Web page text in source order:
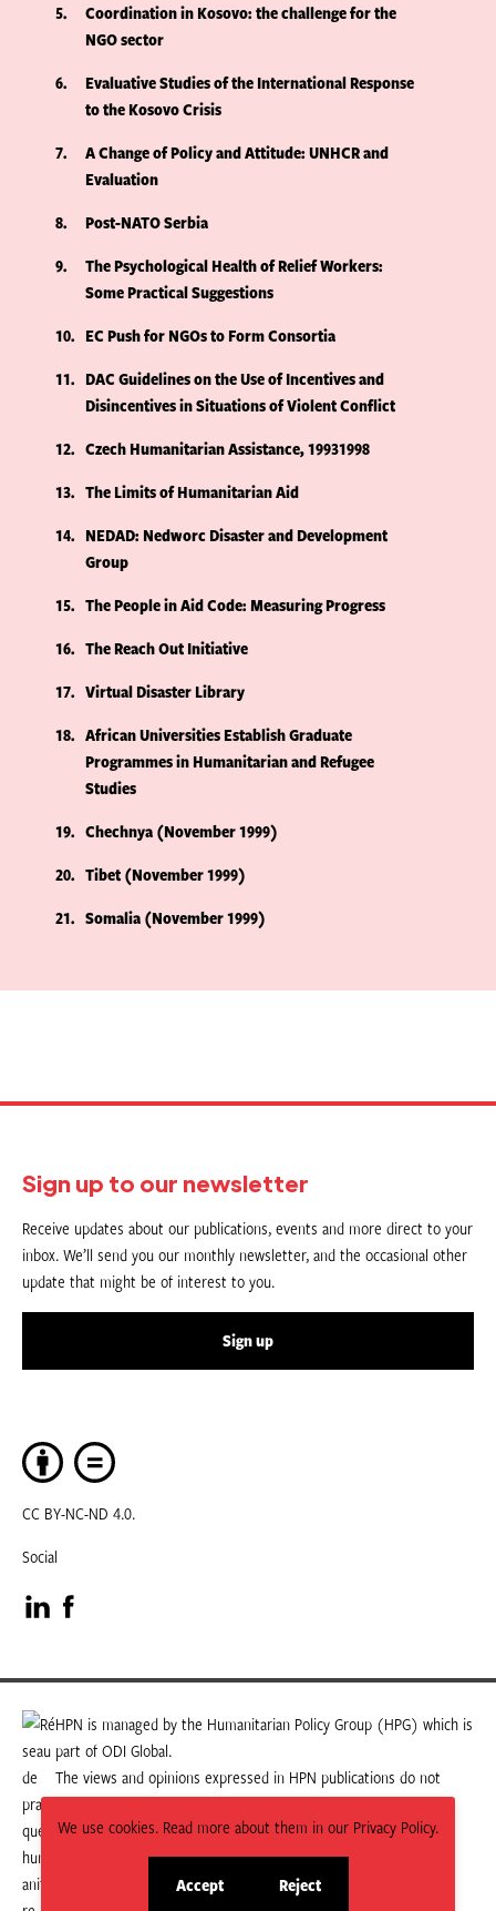
We use cookies. Read more about them in our Privacy Policy.
Accept
site Reject
site
5
Coordination in Kosovo: the challenge for the
NGO sector
6
Evaluative Studies of the International Response
to the Kosovo Crisis
7
A Change of Policy and Attitude: UNHCR and
Evaluation
8
Post-NATO Serbia
9
The Psychological Health of Relief Workers:
Some Practical Suggestions
10
EC Push for NGOs to Form Consortia
11
DAC Guidelines on the Use of Incentives and
Disincentives in Situations of Violent Conflict
12
Czech Humanitarian Assistance, 19931998
13
The Limits of Humanitarian Aid
14
NEDAD: Nedworc Disaster and Development
Group
15
The People in Aid Code: Measuring Progress
16
The Reach Out Initiative
17
Virtual Disaster Library
18
African Universities Establish Graduate
Programmes in Humanitarian and Refugee
Studies
19
Chechnya (November 1999)
20
Tibet (November 1999)
21
Somalia (November 1999)
Sign up to our newsletter
Receive updates about our publications, events and more direct to your
inbox. We’ll send you our monthly newsletter, and the occasional other
update that might be of interest to you.
Sign up
CC BY-NC-ND 4.0.
Social
Visit
our
LinkedIn
page
Visit
our
Facebook
page
HPN is managed by the Humanitarian Policy Group (HPG) which is
part of ODI Global.
The views and opinions expressed in HPN publications do not
necessarily state or reflect those of HPG or ODI Global.